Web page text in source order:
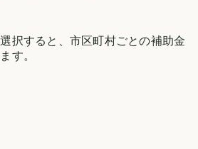
択すると、市区町村ごとの補助金
す。